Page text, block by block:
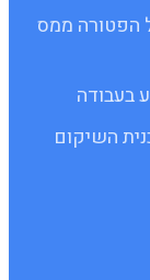
הפטורה ממס